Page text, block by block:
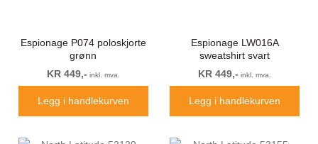
Espionage P074 poloskjorte
grønn
KR 449,- inkl. mva.
Legg i handlekurven
Espionage LW016A
sweatshirt svart
KR 449,- inkl. mva.
Legg i handlekurven